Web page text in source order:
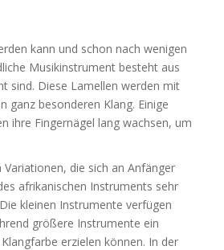
kann und schon nach wenigen
Musikinstrument besteht aus
sind. Diese Lamellen werden mit
ganz besonderen Klang. Einige
ihre Fingernägel lang wachsen, um
die sich an Anfänger
afrikanischen Instruments sehr
kleinen Instrumente verfügen
größere Instrumente ein
erzielen können. In der